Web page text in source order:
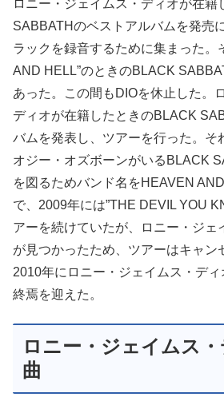
ロニー・ジェイムス・ディオが在籍
SABBATHのベストアルバムを発売
ラックを録音するために集まった。
AND HELL”のときのBLACK
あった。この間もDIOを休止した。
ディオが在籍したときのBLACK
バムを発表し、ツアーを行った。そ
オジー・オズボーンがいるBLACK
を図るためバンド名をHEAVEN
で、2009年には”THE DEVIL YOU
アーを続けていたが、ロニー・ジェ
が見つかったため、ツアーはキャン
2010年にロニー・ジェイムス・ディ
終焉を迎えた。
ロニー・ジェイムス
曲